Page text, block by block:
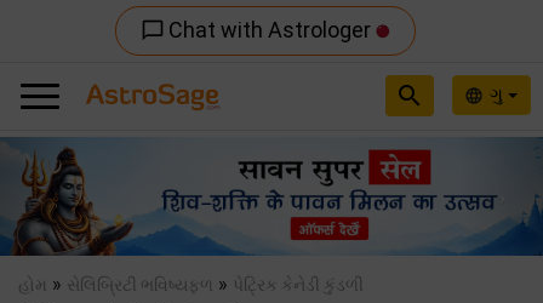
chat_bubble_outline Chat with Astrologer
language ગુ
search
Previous
હોમ » સેલિબ્રિટી ભવિષ્યફળ » પેટ્રિક કેનેડી કુંડળી